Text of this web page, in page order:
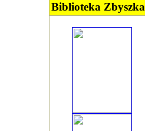
Biblioteka Zbyszka